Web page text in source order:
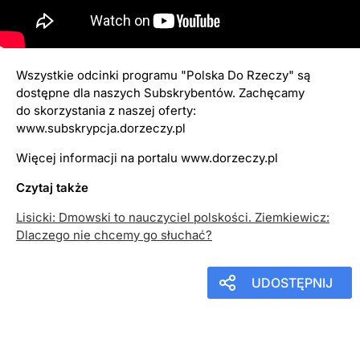
komentują
Wszystkie odcinki programu "Polska Do Rzeczy" są
dostępne dla naszych Subskrybentów. Zachęcamy
do skorzystania z naszej oferty:
www.subskrypcja.dorzeczy.pl
Więcej informacji na portalu www.dorzeczy.pl
Czytaj także
Lisicki: Dmowski to nauczyciel polskości. Ziemkiewicz:
Dlaczego nie chcemy go słuchać?
UDOSTĘPNIJ